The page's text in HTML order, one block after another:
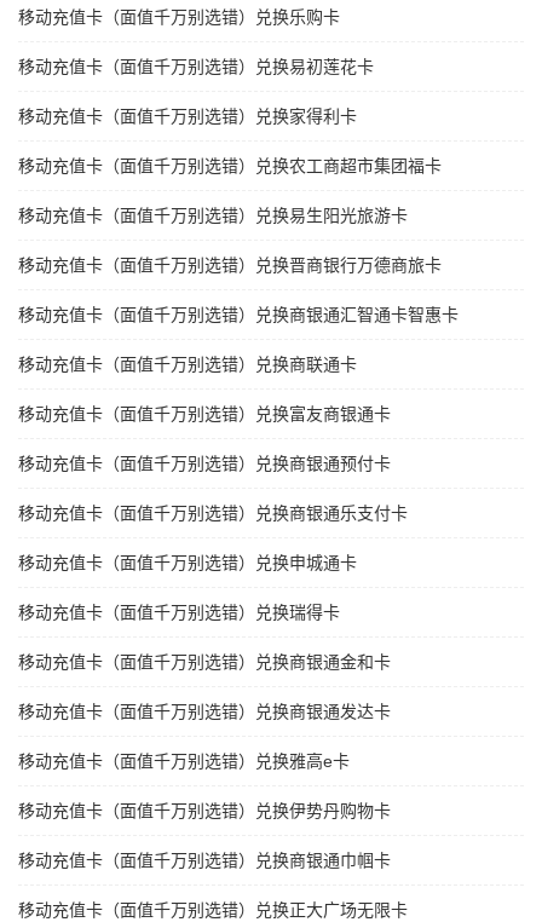
移动充值卡（面值千万别选错）兑换乐购卡
移动充值卡（面值千万别选错）兑换易初莲花卡
移动充值卡（面值千万别选错）兑换家得利卡
移动充值卡（面值千万别选错）兑换农工商超市集团福卡
移动充值卡（面值千万别选错）兑换易生阳光旅游卡
移动充值卡（面值千万别选错）兑换晋商银行万德商旅卡
移动充值卡（面值千万别选错）兑换商银通汇智通卡智惠卡
移动充值卡（面值千万别选错）兑换商联通卡
移动充值卡（面值千万别选错）兑换富友商银通卡
移动充值卡（面值千万别选错）兑换商银通预付卡
移动充值卡（面值千万别选错）兑换商银通乐支付卡
移动充值卡（面值千万别选错）兑换申城通卡
移动充值卡（面值千万别选错）兑换瑞得卡
移动充值卡（面值千万别选错）兑换商银通金和卡
移动充值卡（面值千万别选错）兑换商银通发达卡
移动充值卡（面值千万别选错）兑换雅高e卡
移动充值卡（面值千万别选错）兑换伊势丹购物卡
移动充值卡（面值千万别选错）兑换商银通巾帼卡
移动充值卡（面值千万别选错）兑换正大广场无限卡